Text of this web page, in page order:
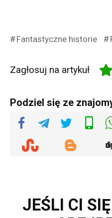
Fantastyczne historie
Zagłosuj na artykuł
Podziel się ze
JEŚLI CI